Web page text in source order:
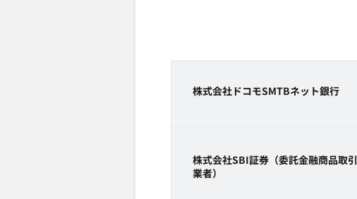
株式会社ドコモSMTBネット銀行
株式会社SBI証券（委託金融商品取引
業者）